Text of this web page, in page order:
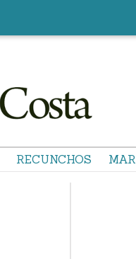
RECUNCHOS MAR